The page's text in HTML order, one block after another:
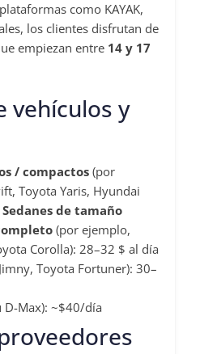
como KAYAK,
los clientes disfrutan de
empiezan entre 14 y 17
vehículos y
/ compactos(por
Toyota Yaris, Hyundai
de tamaño
(por ejemplo,
Corolla): 28–32 $ al día
Toyota Fortuner): 30–
D-Max): ~$40/día